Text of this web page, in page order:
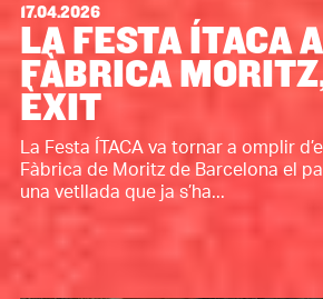
17.04.2026
LA FESTA ÍTACA
FÀBRICA
ÈXIT
La Festa ÍTACA va tornar a omplir
Fàbrica de Moritz de Barcelona el
una vetllada que ja s’ha...